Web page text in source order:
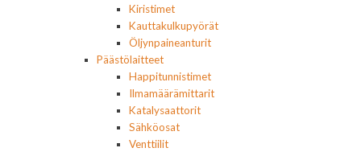
Kiristimet
Kauttakulkupyörät
Öljynpaineanturit
Päästölaitteet
Happitunnistimet
Ilmamäärämittarit
Katalysaattorit
Sähköosat
Venttiilit